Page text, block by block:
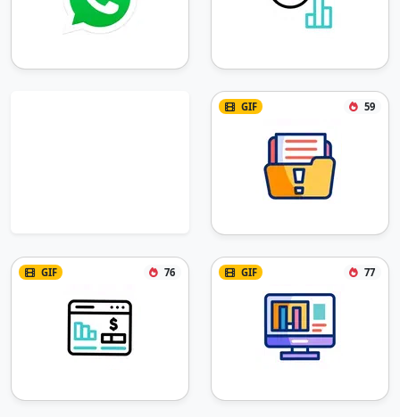
GIF 59
GIF 76 GIF 77